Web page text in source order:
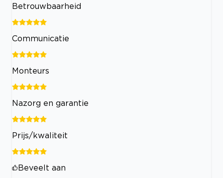
Betrouwbaarheid
Communicatie
Monteurs
Nazorg en garantie
Prijs/kwaliteit
Beveelt aan